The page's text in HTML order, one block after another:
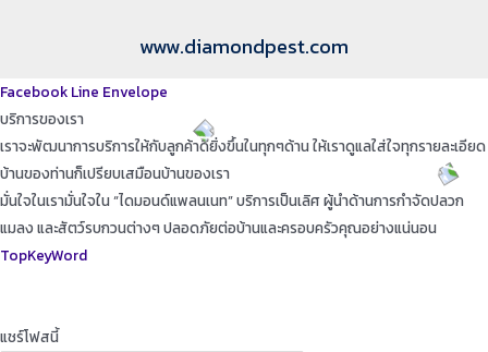
www.diamondpest.com
Facebook Line Envelope
บริการของเรา
เราจะพัฒนาการบริการให้กับลูกค้าดียิ่งขึ้นในทุกๆด้าน ให้เราดูแลใส่ใจทุกรายละเอียด
บ้านของท่านก็เปรียบเสมือนบ้านของเรา
มั่นใจในเรามั่นใจใน “ไดมอนด์แพลนเนท” บริการเป็นเลิศ ผู้นำด้านการกำจัดปลวก
แมลง และสัตว์รบกวนต่างๆ ปลอดภัยต่อบ้านและครอบครัวคุณอย่างแน่นอน
TopKeyWord
แชร์โฟสนี้